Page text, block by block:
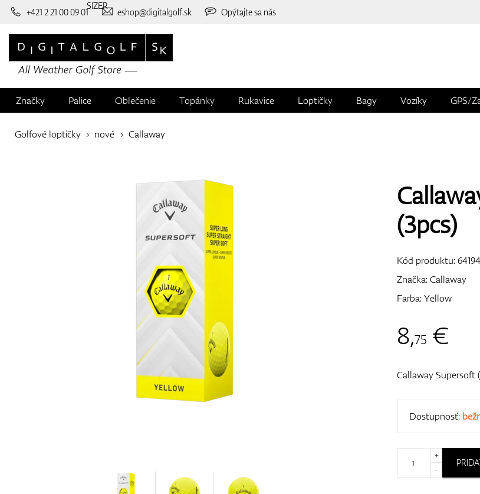
+421 2 21 00 09 01 eshop@digitalgolf.sk Opýtajte sa nás
Značky Palice Oblečenie Topánky Rukavice Loptičky Bagy Vozíky GPS/
Golfové loptičky nové Callaway
(3pcs)
Kód produktu:
Značka:Callaway
Farba: Yellow
8,75 €
Callaway Supersoft
Dostupnosť:
+
-
SIZER